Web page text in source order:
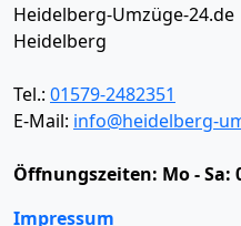
Heidelberg-Umzüge-24.de
Heidelberg
Tel.: 01579-2482351
E-Mail: info@heidelberg-
Öffnungszeiten: Mo - Sa:
Impressum